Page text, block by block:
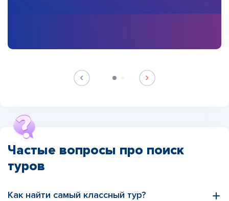
Частые вопросы про поиск
туров
Как найти самый классный тур?